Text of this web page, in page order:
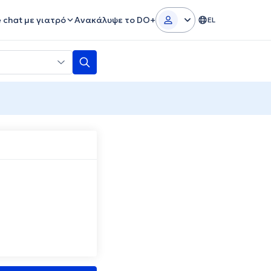
chat με γιατρό Ανακάλυψε το DO+ EL